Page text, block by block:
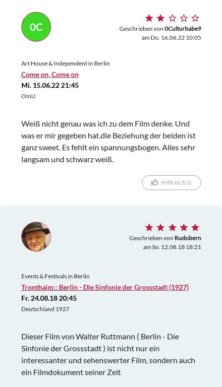
0C Geschrieben von 0Culturbabe9
am Do. 16.06.22 10:05
Art House & Independent in Berlin
Come on, Come on
Mi. 15.06.22 21:45
OmU
Weiß nicht genau was ich zu dem Film denke. Und
was er mir gegeben hat.die Beziehung der beiden ist
ganz sweet. Es fehlt ein spannungsbogen. Alles sehr
langsam und schwarz weiß.
Hilfreich 0
Geschrieben von Rudobern
am So. 12.08.18 18:21
Events & Festivals in Berlin
Tronthaim:: Berlin - Die Sinfonie der Grossstadt (1927)
Fr. 24.08.18 20:45
Deutschland 1927
Dieser Film von Walter Ruttmann ( Berlin - Die
Sinfonie der Grossstadt ) ist nicht nur ein
interessanter und sehenswerter Film, sondern auch
ein Filmdokument seiner Zeit